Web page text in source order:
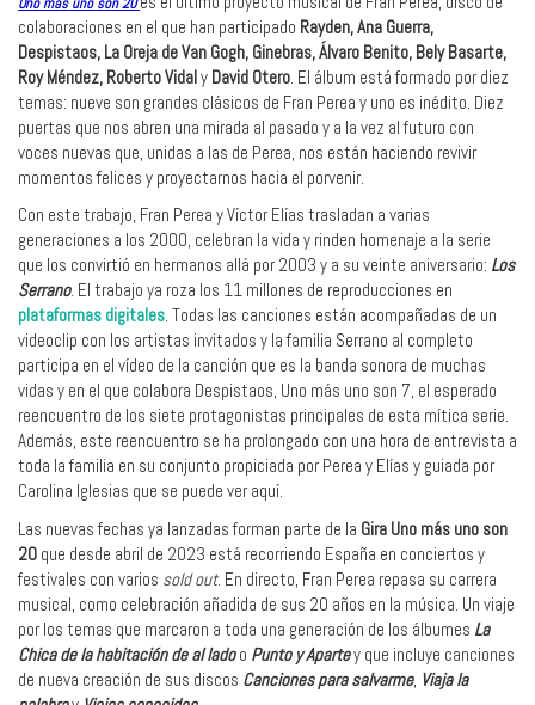
colaboraciones en el que han participado Rayden, Ana Guerra,
Despistaos, La Oreja de Van Gogh, Ginebras, Álvaro Benito, Bely Basarte,
Roy Méndez, Roberto Vidaly David Otero . El álbum está formado por diez
temas: nueve son grandes clásicos de Fran Perea y uno es inédito. Diez
puertas que nos abren una mirada al pasado y a la vez al futuro con
voces nuevas que, unidas a las de Perea, nos están haciendo revivir
momentos felices y proyectarnos hacia el porvenir.
Con este trabajo, Fran Perea y Víctor Elías trasladan a varias
generaciones a los 2000, celebran la vida y rinden homenaje a la serie
que los convirtió en hermanos allá por 2003 y a su veinte aniversario: Los
Serrano. El trabajo ya roza los 11 millones de reproducciones en
plataformas digitales. Todas las canciones están acompañadas de un
videoclip con los artistas invitados y la familia Serrano al completo
participa en el vídeo de la canción que es la banda sonora de muchas
vidas y en el que colabora Despistaos, Uno más uno son 7, el esperado
reencuentro de los siete protagonistas principales de esta mítica serie.
Además, este reencuentro se ha prolongado con una hora de entrevista a
toda la familia en su conjunto propiciada por Perea y Elías y guiada por
Carolina Iglesias que se puede ver aquí.
Las nuevas fechas ya lanzadas forman parte de la Gira Uno más uno son
20 que desde abril de 2023 está recorriendo España en conciertos y
festivales con varios sold out. En directo, Fran Perea repasa su carrera
musical, como celebración añadida de sus 20 años en la música. Un viaje
por los temas que marcaron a toda una generación de los álbumes La
Chica de la habitación de al ladoo Punto y Apartey que incluye canciones
de nueva creación de sus discos Canciones para salvarme, Viaja la